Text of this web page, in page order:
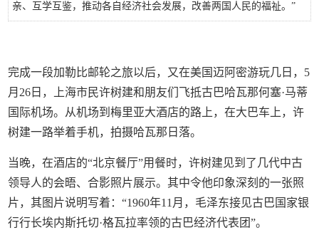
亲、互学互鉴，推动各自经济社会发展，改善两国人民的福祉。”
完成一段加勒比邮轮之旅以后，又在美国迈阿密游玩几日，5
月26日，上海市民许树建和朋友们飞抵古巴哈瓦那何塞·马蒂
国际机场。从机场到梅里亚大酒店的路上，在大巴车上，许
树建一路举着手机，拍摄哈瓦那日落。
当晚，在酒店的“北京餐厅”用餐时，许树建见到了几代中古
领导人的会晤、合影照片展示。其中令他印象深刻的一张照
片，其图片说明写着：“1960年11月，毛泽东接见古巴国家银
行行长埃内斯托切·格瓦拉率领的古巴经济代表团”。